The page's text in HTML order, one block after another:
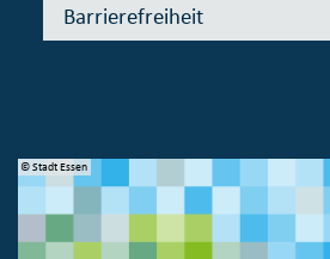
Barrierefreiheit
© Stadt Essen